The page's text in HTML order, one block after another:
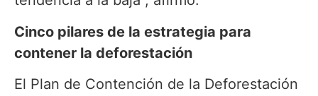
Cinco pilares de la estrategia para
contener la deforestación
El Plan de Contención de la Deforestación